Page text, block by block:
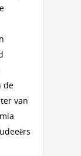
de
van